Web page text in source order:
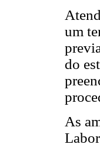
um
do
As